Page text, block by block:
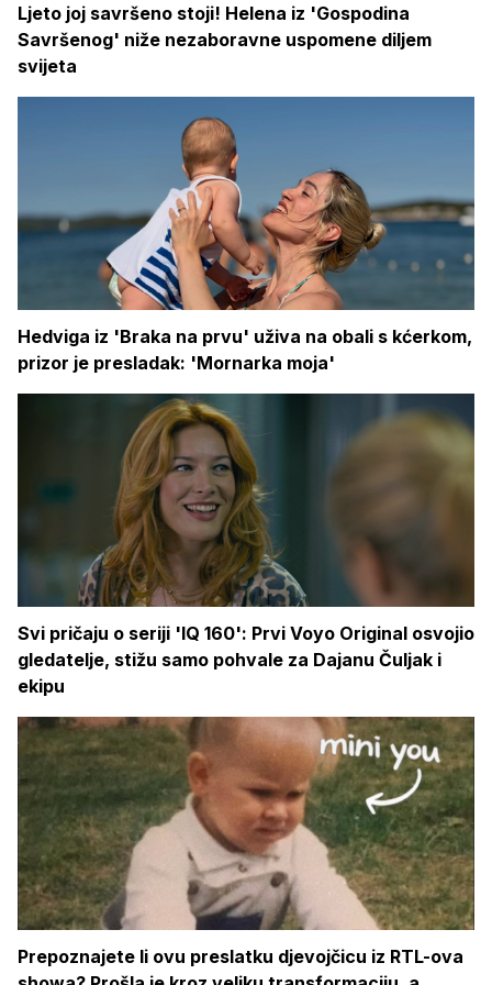
Ljeto joj savršeno stoji! Helena iz 'Gospodina
Savršenog' niže nezaboravne uspomene diljem
svijeta
Hedviga iz 'Braka na prvu' uživa na obali s kćerkom,
prizor je presladak: 'Mornarka moja'
Svi pričaju o seriji 'IQ 160': Prvi Voyo Original osvojio
gledatelje, stižu samo pohvale za Dajanu Čuljak i
ekipu
Prepoznajete li ovu preslatku djevojčicu iz RTL-ova